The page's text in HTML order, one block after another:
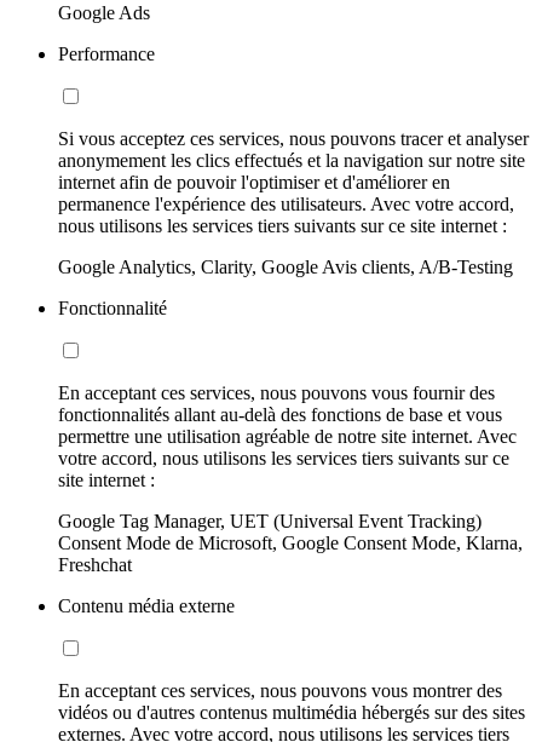
Google Ads
Performance
Si vous acceptez ces services, nous pouvons tracer et analyser
anonymement les clics effectués et la navigation sur notre site
internet afin de pouvoir l'optimiser et d'améliorer en
permanence l'expérience des utilisateurs. Avec votre accord,
nous utilisons les services tiers suivants sur ce site internet :
Google Analytics, Clarity, Google Avis clients, A/B-Testing
Fonctionnalité
En acceptant ces services, nous pouvons vous fournir des
fonctionnalités allant au-delà des fonctions de base et vous
permettre une utilisation agréable de notre site internet. Avec
votre accord, nous utilisons les services tiers suivants sur ce
site internet :
Google Tag Manager, UET (Universal Event Tracking)
Consent Mode de Microsoft, Google Consent Mode, Klarna,
Freshchat
Contenu média externe
En acceptant ces services, nous pouvons vous montrer des
vidéos ou d'autres contenus multimédia hébergés sur des sites
externes. Avec votre accord, nous utilisons les services tiers